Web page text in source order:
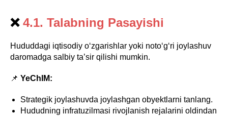
❌ 4.1. Talabning Pasayishi
Hududdagi iqtisodiy o‘zgarishlar yoki noto‘g‘ri joylashuv
daromadga salbiy ta’sir qilishi mumkin.
📌 YeChIM:
Strategik joylashuvda joylashgan obyektlarni tanlang.
Hududning infratuzilmasi rivojlanish rejalarini oldindan